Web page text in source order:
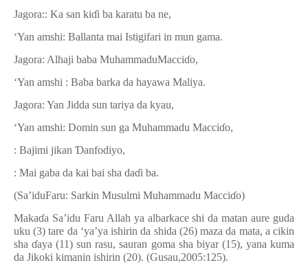
Jagora:: Ka san kiɗi ba karatu ba ne,
‘Yan amshi: Ballanta mai Istigifari in mun gama.
Jagora: Alhaji baba MuhammaduMacciɗo,
‘Yan amshi : Baba barka da hayawa Maliya.
Jagora: Yan Jidda sun tariya da kyau,
‘Yan amshi: Domin sun ga Muhammadu Macciɗo,
: Bajimi jikan Ɗanfodiyo,
: Mai gaba da kai bai sha daɗi ba.
(Sa’iduFaru: Sarkin Musulmi Muhammadu Macciɗo)
Makaɗa Sa’idu Faru Allah ya albarkace shi da matan aure guda
uku (3) tare da ‘ya’ya ishirin da shida (26) maza da mata, a cikin
shaɗaya (11) sun rasu, sauran goma sha biyar (15), yana kuma
da Jikoki kimanin ishirin (20). (Gusau,2005:125).